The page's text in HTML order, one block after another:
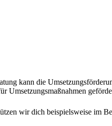
kann die
Umsetzungsmaßnahmen
wir dich beispielsweise im